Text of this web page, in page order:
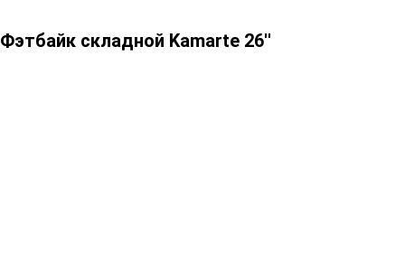
Фэтбайк складной Kamarte 26''